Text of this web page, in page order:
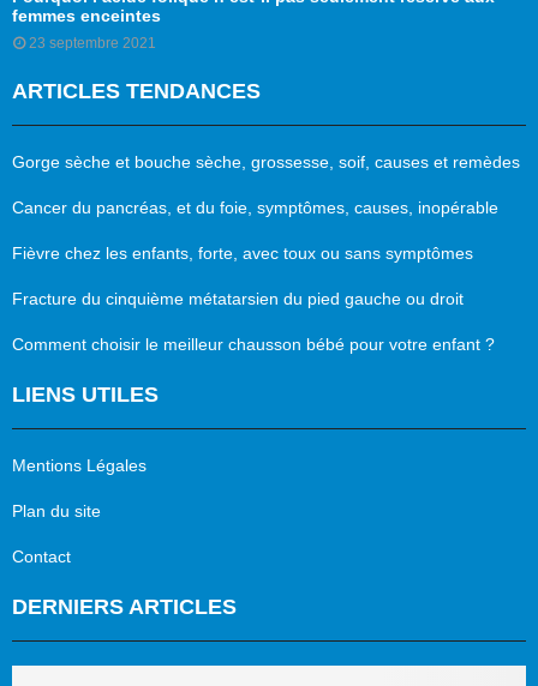
femmes enceintes
23 septembre 2021
ARTICLES TENDANCES
Gorge sèche et bouche sèche, grossesse, soif, causes et remèdes
Cancer du pancréas, et du foie, symptômes, causes, inopérable
Fièvre chez les enfants, forte, avec toux ou sans symptômes
Fracture du cinquième métatarsien du pied gauche ou droit
Comment choisir le meilleur chausson bébé pour votre enfant ?
LIENS UTILES
Mentions Légales
Plan du site
Contact
DERNIERS ARTICLES